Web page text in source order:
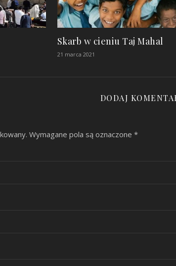
Skarb w cieniu Taj Mahal
21 marca 2021
DODAJ
Wymagane pola są oznaczone *